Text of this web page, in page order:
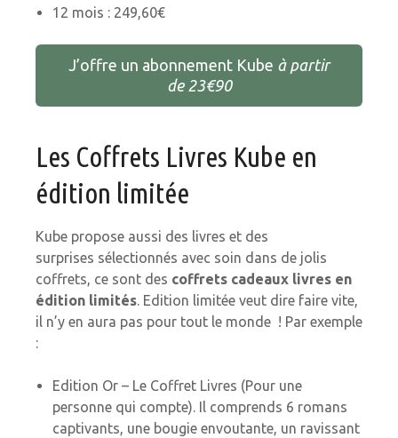
12 mois : 249,60€
J’offre un abonnement Kube à partir
de 23€90
Les Coffrets Livres Kube en
édition limitée
Kube propose aussi des livres et des
surprises sélectionnés avec soin dans de jolis
coffrets, ce sont des coffrets cadeaux livres en
édition limités . Edition limitée veut dire faire vite,
il n’y en aura pas pour tout le monde ! Par exemple
:
Edition Or – Le Coffret Livres (Pour une
personne qui compte). Il comprends 6 romans
captivants, une bougie envoutante, un ravissant